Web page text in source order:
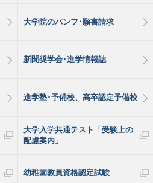
大学院のパンフ･願書請求
新聞奨学会･進学情報誌
進学塾･予備校、高卒認定予備校
大学入学共通テスト「受験上の
配慮案内」
幼稚園教員資格認定試験